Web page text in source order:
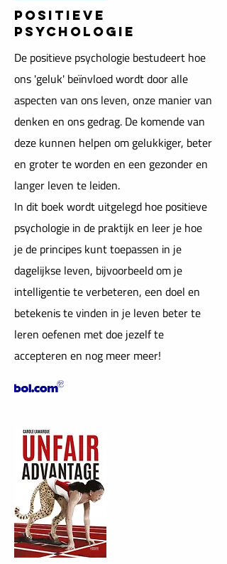
POSITIEVE
PSYCHOLOGIE
De positieve psychologie bestudeert hoe
ons 'geluk' beïnvloed wordt door alle
aspecten van ons leven, onze manier van
denken en ons gedrag. De komende van
deze kunnen helpen om gelukkiger, beter
en groter te worden en een gezonder en
langer leven te leiden.
In dit boek wordt uitgelegd hoe positieve
psychologie in de praktijk en leer je hoe
je de principes kunt toepassen in je
dagelijkse leven, bijvoorbeeld om je
intelligentie te verbeteren, een doel en
betekenis te vinden in je leven beter te
leren oefenen met doe jezelf te
accepteren en nog meer meer!